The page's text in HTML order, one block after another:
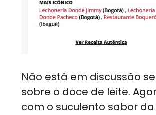
Não está em discussão
sobre o doce de leite.
com o suculento sabor